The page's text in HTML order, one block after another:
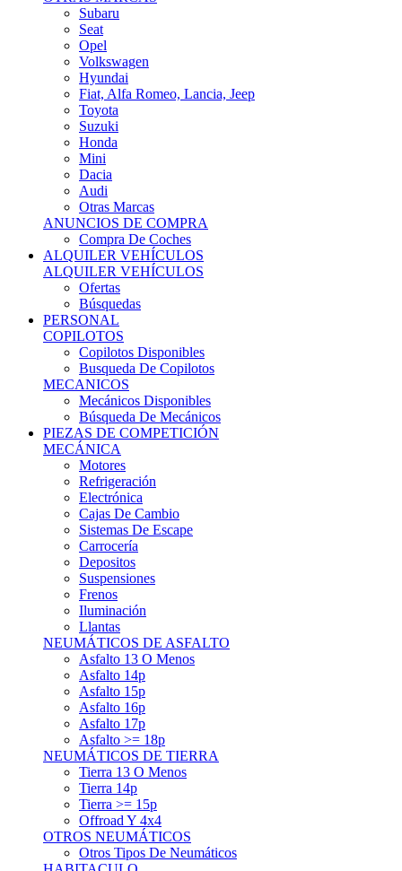
Seat
Opel
Volkswagen
Hyundai
Fiat, Alfa Romeo, Lancia, Jeep
Toyota
Suzuki
Honda
Mini
Dacia
Audi
Otras Marcas
ANUNCIOS DE COMPRA
Compra De Coches
ALQUILER VEHÍCULOS
ALQUILER VEHÍCULOS
Ofertas
Búsquedas
PERSONAL
COPILOTOS
Copilotos Disponibles
Busqueda De Copilotos
MECANICOS
Mecánicos Disponibles
Búsqueda De Mecánicos
PIEZAS DE COMPETICIÓN
MECÁNICA
Motores
Refrigeración
Electrónica
Cajas De Cambio
Sistemas De Escape
Carrocería
Depositos
Suspensiones
Frenos
Iluminación
Llantas
NEUMÁTICOS DE ASFALTO
Asfalto 13 O Menos
Asfalto 14p
Asfalto 15p
Asfalto 16p
Asfalto 17p
Asfalto >= 18p
NEUMÁTICOS DE TIERRA
Tierra 13 O Menos
Tierra 14p
Tierra >= 15p
Offroad Y 4x4
OTROS NEUMÁTICOS
Otros Tipos De Neumáticos
HABITACULO
Asiento Baquet